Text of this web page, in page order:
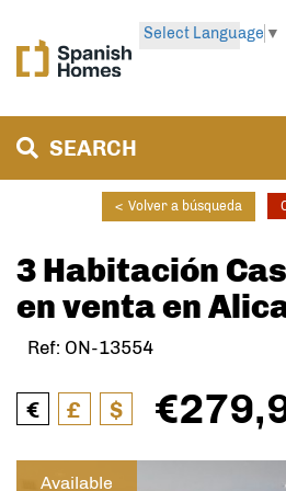
Select Language ▼
SEARCH
< Volver a búsqueda
3 Habitación
en venta en
Ref: ON-13554
€ £ $
Available